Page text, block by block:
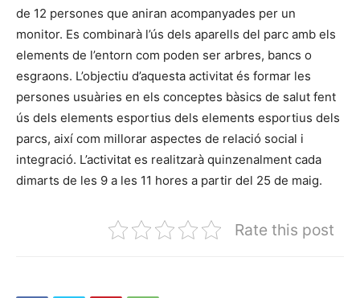
de 12 persones que aniran acompanyades per un
monitor. Es combinarà l’ús dels aparells del parc amb els
elements de l’entorn com poden ser arbres, bancs o
esgraons. L’objectiu d’aquesta activitat és formar les
persones usuàries en els conceptes bàsics de salut fent
ús dels elements esportius dels elements esportius dels
parcs, així com millorar aspectes de relació social i
integració. L’activitat es realitzarà quinzenalment cada
dimarts de les 9 a les 11 hores a partir del 25 de maig.
Rate this post